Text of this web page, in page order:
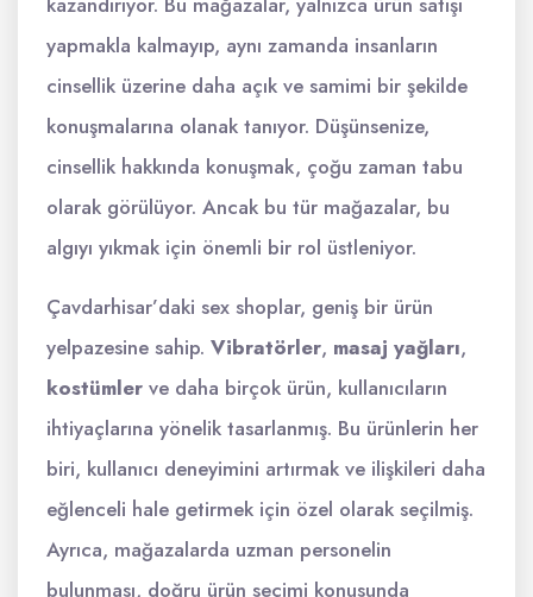
yapmakla kalmayıp, aynı zamanda insanların
cinsellik üzerine daha açık ve samimi bir şekilde
konuşmalarına olanak tanıyor. Düşünsenize,
cinsellik hakkında konuşmak, çoğu zaman tabu
olarak görülüyor. Ancak bu tür mağazalar, bu
algıyı yıkmak için önemli bir rol üstleniyor.
Çavdarhisar’daki sex shoplar, geniş bir ürün
yelpazesine sahip. Vibratörler, masaj yağları,
kostümler ve daha birçok ürün, kullanıcıların
ihtiyaçlarına yönelik tasarlanmış. Bu ürünlerin her
biri, kullanıcı deneyimini artırmak ve ilişkileri daha
eğlenceli hale getirmek için özel olarak seçilmiş.
Ayrıca, mağazalarda uzman personelin
bulunması, doğru ürün seçimi konusunda